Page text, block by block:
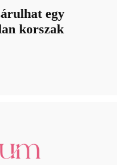
egy
korszak